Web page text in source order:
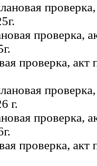
проверка,
проверка,
г.
проверка,
проверка,